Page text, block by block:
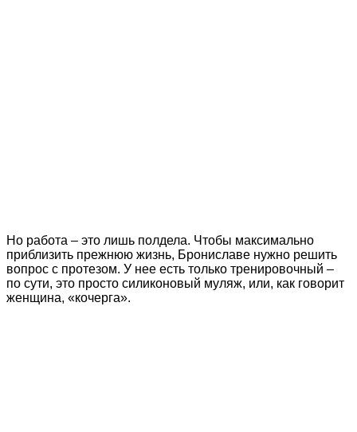
Но работа – это лишь полдела. Чтобы максимально
приблизить прежнюю жизнь, Брониславе нужно решить
вопрос с протезом. У нее есть только тренировочный –
по сути, это просто силиконовый муляж, или, как говорит
женщина, «кочерга».